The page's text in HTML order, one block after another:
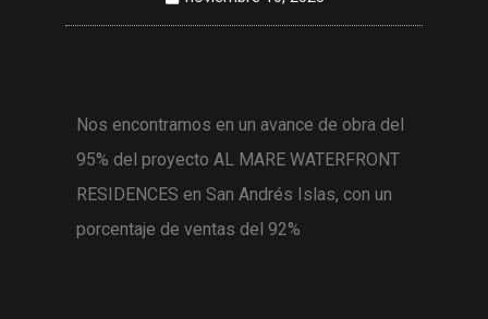
Nos encontramos en un avance de obra del
95% del proyecto AL MARE WATERFRONT
RESIDENCES en San Andrés Islas, con un
porcentaje de ventas del 92%